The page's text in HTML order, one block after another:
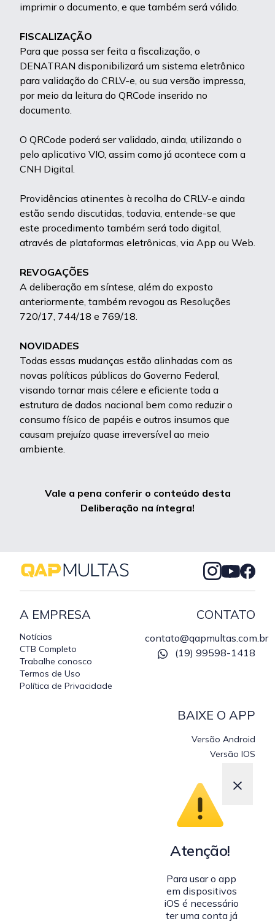
imprimir o documento, e que também será válido.
FISCALIZAÇÃO
Para que possa ser feita a fiscalização, o
DENATRAN disponibilizará um sistema eletrônico
para validação do CRLV-e, ou sua versão impressa,
por meio da leitura do QRCode inserido no
documento.
O QRCode poderá ser validado, ainda, utilizando o
pelo aplicativo VIO, assim como já acontece com a
CNH Digital.
Providências atinentes à recolha do CRLV-e ainda
estão sendo discutidas, todavia, entende-se que
este procedimento também será todo digital,
através de plataformas eletrônicas, via App ou Web.
REVOGAÇÕES
A deliberação em síntese, além do exposto
anteriormente, também revogou as Resoluções
720/17, 744/18 e 769/18.
NOVIDADES
Todas essas mudanças estão alinhadas com as
novas políticas públicas do Governo Federal,
visando tornar mais célere e eficiente toda a
estrutura de dados nacional bem como reduzir o
consumo físico de papéis e outros insumos que
causam prejuízo quase irreversível ao meio
ambiente.
Vale a pena conferir o conteúdo desta
Deliberação na íntegra!
A EMPRESA
Notícias
CTB Completo
Trabalhe conosco
Termos de Uso
Política de Privacidade
CONTATO
contato@qapmultas.com.br
(19) 99598-1418
BAIXE O APP
Versão Android
Versão IOS
Atenção!
×
Para usar o app
em dispositivos
iOS é necessário
ter uma conta já